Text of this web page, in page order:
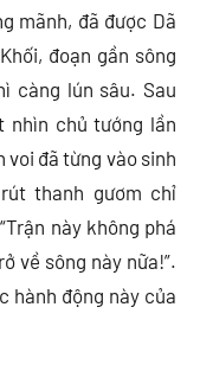
mãnh, đã được Dã
đoạn gần sông
càng lún sâu. Sau
nhìn chủ tướng lần
voi đã từng vào sinh
thanh gươm chỉ
này không phá
về sông này nữa!”.
hành động này của